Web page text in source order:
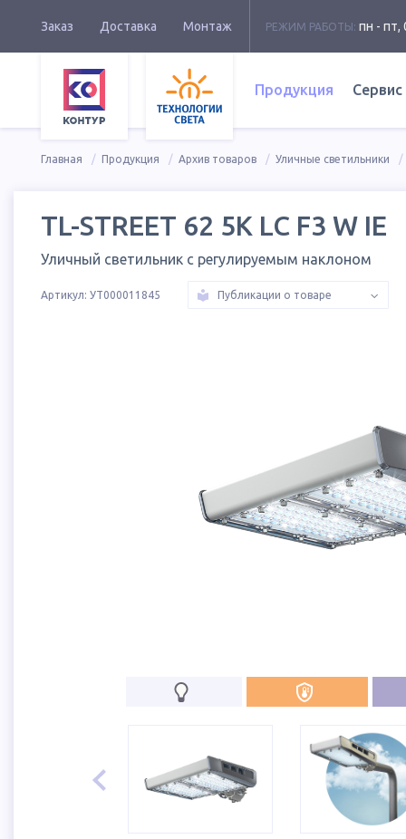
Заказ Доставка Монтаж РЕЖИМ РАБОТЫ: пн - пт,
Продукция Сервис
Главная Продукция Архив товаров Уличные светильники
TL-STREET 62 5K LC F3 W IE
Уличный светильник с регулируемым наклоном
Артикул: УТ000011845 Публикации о товаре